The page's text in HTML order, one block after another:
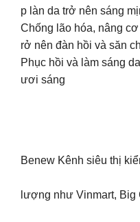
p làn da trở nên sáng
Chống lão hóa, nâng
rở nên đàn hồi và săn
Phục hồi và làm sáng
ươi sáng
Benew Kênh siêu thị
lượng như Vinmart, Big